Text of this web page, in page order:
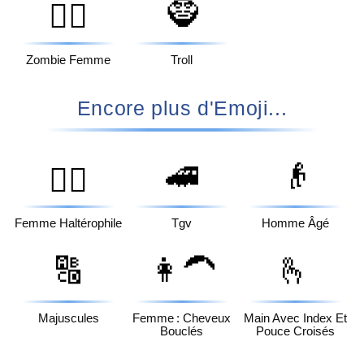
🧟‍♀️
Zombie Femme
🧌
Troll
Encore plus d'Emoji...
🏋️‍♀️
Femme Haltérophile
🚄
Tgv
👴
Homme Âgé
🔠
Majuscules
👩‍🦱
Femme : Cheveux
Bouclés
🫰
Main Avec Index Et
Pouce Croisés